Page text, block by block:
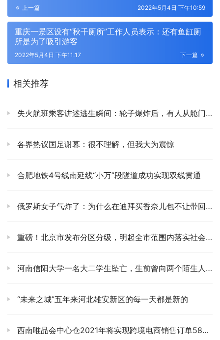
上一篇 2022年5月4日 下午10:59
重庆一景区设有“秋千厕所”工作人员表示：还有鱼缸厕
所是为了吸引游客
下一篇
2022年5月4日 下午11:17
相关推荐
失火航班乘客讲述逃生瞬间：轮子爆炸后，有人从舱门跳机
各界热议国足谢幕：很不理解，但我大为震惊
合肥地铁4号线南延线“小万”段隧道成功实现双线贯通
俄罗斯女子气炸了：为什么在迪拜买香奈儿包不让带回国，还要做保证
重磅！北京市发布分区分级，明起全市范围内落实社会面防控措施详情
河南信阳大学一名大二学生坠亡，生前曾向两个陌生人进行了四次转账共计2万
“未来之城”五年来河北雄安新区的每一天都是新的
西南唯品会中心仓2021年将实现跨境电商销售订单588万单进口11亿元